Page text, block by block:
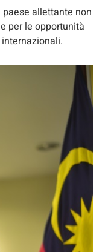
allettante non
per le opportunità